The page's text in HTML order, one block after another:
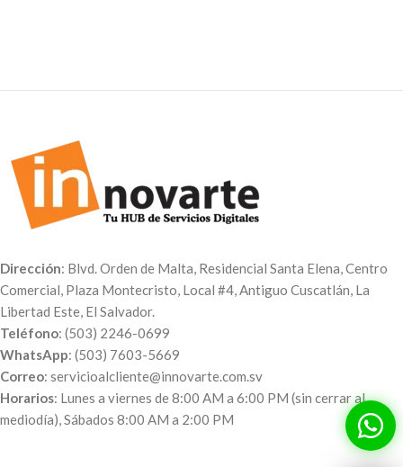
Dirección: Blvd. Orden de Malta, Residencial Santa Elena, Centro
Comercial, Plaza Montecristo, Local #4, Antiguo Cuscatlán, La
Libertad Este, El Salvador.
Teléfono: (503) 2246-0699
WhatsApp: (503) 7603-5669
Correo: servicioalcliente@innovarte.com.sv
Horarios: Lunes a viernes de 8:00 AM a 6:00 PM (sin cerrar al
mediodía), Sábados 8:00 AM a 2:00 PM